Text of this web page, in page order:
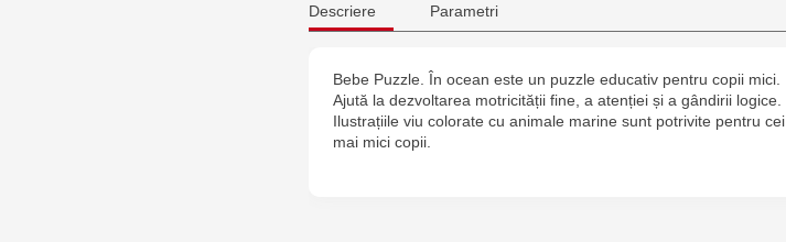
Descriere Parametri
Bebe Puzzle. În ocean este un puzzle educativ pentru copii mici.
Ajută la dezvoltarea motricității fine, a atenției și a gândirii logice.
Ilustrațiile viu colorate cu animale marine sunt potrivite pentru cei
mai mici copii.